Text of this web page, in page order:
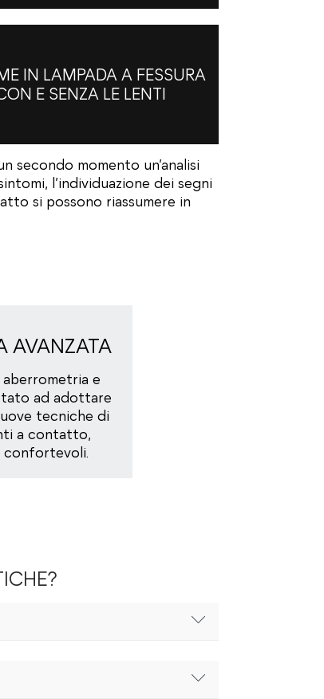
IN LAMPADA A FESSURA
E SENZA LE LENTI
secondo momento un’analisi
l’individuazione dei segni
si possono riassumere in
AVANZATA
e
ad adottare
tecniche di
a contatto,
confortevoli.
base e diametri personalizzati,